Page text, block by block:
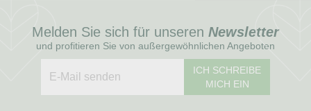
Melden Sie sich für unseren Newsletter
und profitieren Sie von außergewöhnlichen Angeboten
ICH SCHREIBE
MICH EIN